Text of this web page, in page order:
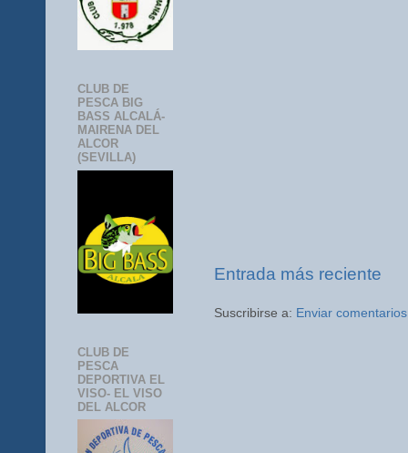
Entrada más reciente
Suscribirse a: Enviar
CLUB DE
PESCA BIG
BASS ALCALÁ-
MAIRENA DEL
ALCOR
(SEVILLA)
CLUB DE
PESCA
DEPORTIVA EL
VISO- EL VISO
DEL ALCOR